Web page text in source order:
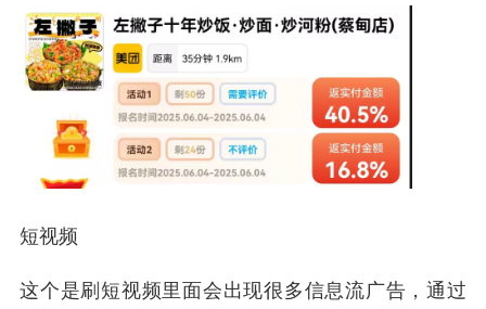
短视频
这个是刷短视频里面会出现很多信息流广告，通过